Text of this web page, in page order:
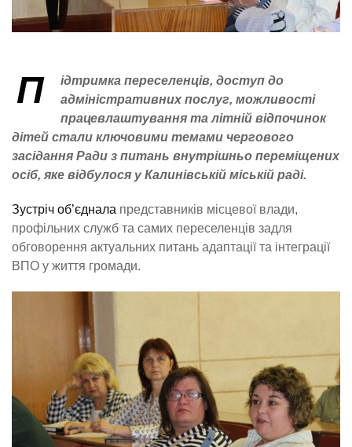
П
ідтримка переселенців, доступ до
адміністративних послуг, можливості
працевлаштування та літній відпочинок
дітей стали ключовими темами чергового
засідання Ради з питань внутрішньо переміщених
осіб, яке відбулося у Калинівській міській раді.
Зустріч об’єднала представників місцевої влади,
профільних служб та самих переселенців задля
обговорення актуальних питань адаптації та інтеграції
ВПО у життя громади.